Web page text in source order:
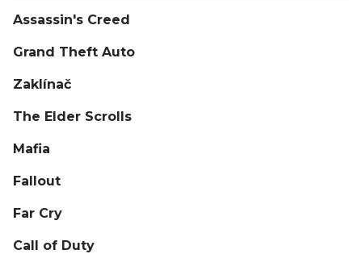
Assassin's Creed
Grand Theft Auto
Zaklínač
The Elder Scrolls
Mafia
Fallout
Far Cry
Call of Duty